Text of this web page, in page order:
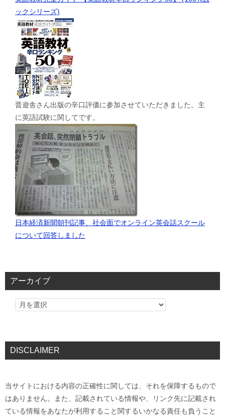
ックシリーズ)
晋遊舎さん出版の辛口評価に参加させていただきました。主
に英語試験に関してです。
日本経済新聞朝刊記事、社会面でオンライン英会話スクール
について回答しました
アーカイブ
DISCLAIMER
当サイトにおける内容の正確性に関しては、それを保障するもので
はありません。また、記載されている情報や、リンク先に記載され
ている情報をあなたが利用すること関するいかなる責任も負うこと